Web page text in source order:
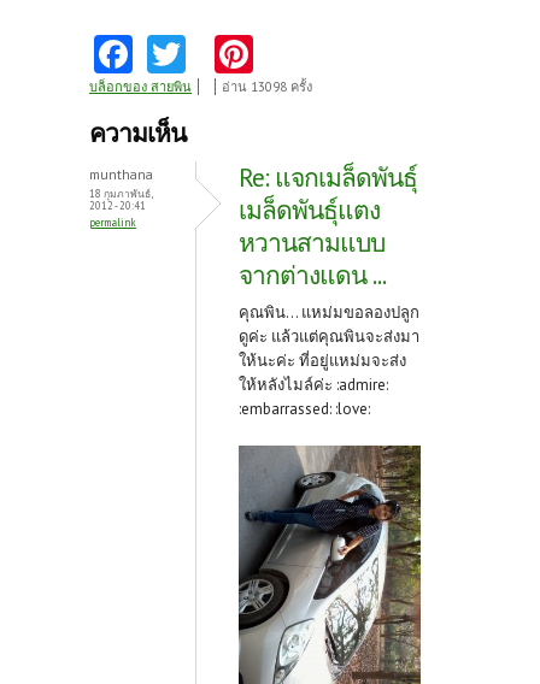
Fa
ce
b
o
o
k
w
itt
er
nt
es
t
บล็อกของ สายพิน อ่าน 13098 ครั้ง
ความเห็น
munthana
18 กุมภาพันธ์,
2012 - 20:41
permalink
Re: แจกเมล็ดพันธุ์
เมล็ดพันธุ์แตง
หวานสามแบบ
จากต่างแดน ...
คุณพิน... แหม่มขอลองปลูก
ดูค่ะ แล้วแต่คุณพินจะส่งมา
ให้นะค่ะ ที่อยู่แหม่มจะส่ง
ให้หลังไมล์ค่ะ :admire:
:embarrassed: :love: